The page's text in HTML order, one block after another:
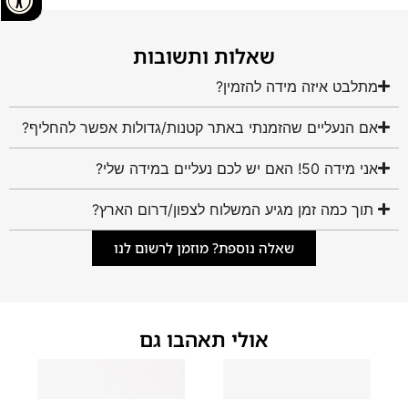
שאלות ותשובות
מתלבט איזה מידה להזמין?
אם הנעליים שהזמנתי באתר קטנות/גדולות אפשר להחליף?
אני מידה 50! האם יש לכם נעליים במידה שלי?
תוך כמה זמן מגיע המשלוח לצפון/דרום הארץ?
שאלה נוספת? מוזמן לרשום לנו
אולי תאהבו גם